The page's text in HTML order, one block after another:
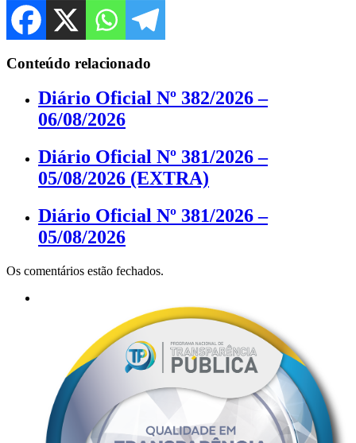
Conteúdo relacionado
Diário Oficial Nº 382/2026 –
06/08/2026
Diário Oficial Nº 381/2026 –
05/08/2026 (EXTRA)
Diário Oficial Nº 381/2026 –
05/08/2026
Os comentários estão fechados.